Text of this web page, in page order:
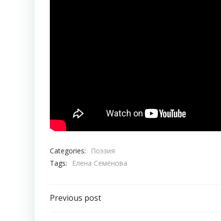
Categories:
Поэзия
Tags:
Елена Семёнова
Навигация
Previous post